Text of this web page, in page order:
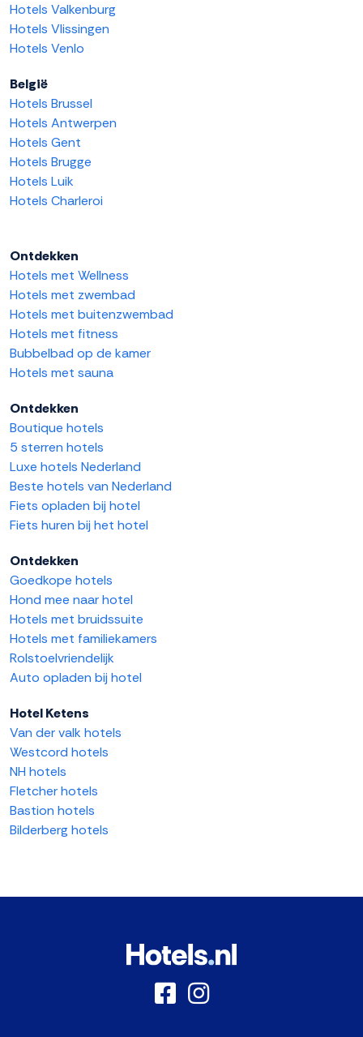
Hotels Valkenburg
Hotels Vlissingen
Hotels Venlo
België
Hotels Brussel
Hotels Antwerpen
Hotels Gent
Hotels Brugge
Hotels Luik
Hotels Charleroi
Ontdekken
Hotels met Wellness
Hotels met zwembad
Hotels met buitenzwembad
Hotels met fitness
Bubbelbad op de kamer
Hotels met sauna
Ontdekken
Boutique hotels
5 sterren hotels
Luxe hotels Nederland
Beste hotels van Nederland
Fiets opladen bij hotel
Fiets huren bij het hotel
Ontdekken
Goedkope hotels
Hond mee naar hotel
Hotels met bruidssuite
Hotels met familiekamers
Rolstoelvriendelijk
Auto opladen bij hotel
Hotel Ketens
Van der valk hotels
Westcord hotels
NH hotels
Fletcher hotels
Bastion hotels
Bilderberg hotels